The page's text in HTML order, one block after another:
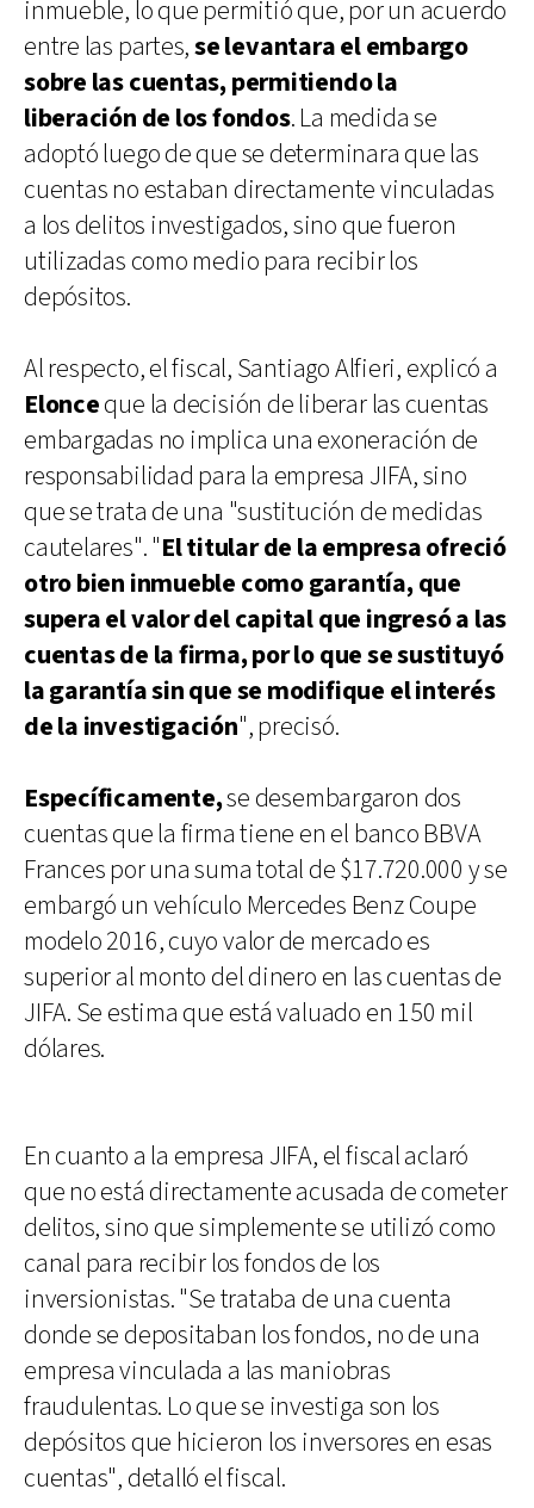
inmueble, lo que permitió que, por un acuerdo
entre las partes,se levantara el embargo
sobre las cuentas, permitiendo la
liberación de los fondos. La medida se
adoptó luego de que se determinara que las
cuentas no estaban directamente vinculadas
a los delitos investigados, sino que fueron
utilizadas como medio para recibir los
depósitos.
Al respecto, el fiscal, Santiago Alfieri, explicó a
Elonceque la decisión de liberar las cuentas
embargadas no implica una exoneración de
responsabilidad para la empresa JIFA, sino
que se trata de una "sustitución de medidas
cautelares". "El titular de la empresa ofreció
otro bien inmueble como garantía, que
supera el valor del capital que ingresó a las
cuentas de la firma, por lo que se sustituyó
la garantía sin que se modifique el interés
de la investigación", precisó.
Específicamente,se desembargaron dos
cuentas que la firma tiene en el banco BBVA
Frances por una suma total de $17.720.000 y se
embargó un vehículo Mercedes Benz Coupe
modelo 2016, cuyo valor de mercado es
superior al monto del dinero en las cuentas de
JIFA. Se estima que está valuado en 150 mil
dólares.
En cuanto a la empresa JIFA, el fiscal aclaró
que no está directamente acusada de cometer
delitos, sino que simplemente se utilizó como
canal para recibir los fondos de los
inversionistas. "Se trataba de una cuenta
donde se depositaban los fondos, no de una
empresa vinculada a las maniobras
fraudulentas. Lo que se investiga son los
depósitos que hicieron los inversores en esas
cuentas", detalló el fiscal.